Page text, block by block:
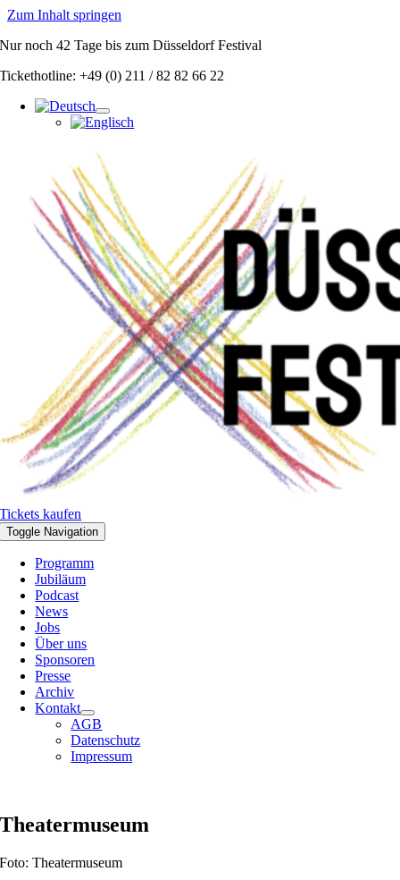
Zum Inhalt springen
Nur noch42 Tagebis zum Düsseldorf Festival
Tickethotline: +49 (0) 211 / 82 82 66 22
Tickets kaufen
Toggle Navigation
Programm
Jubiläum
Podcast
News
Jobs
Über uns
Sponsoren
Presse
Archiv
Kontakt
AGB
Datenschutz
Impressum
Theatermuseum
Foto: Theatermuseum